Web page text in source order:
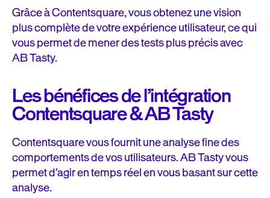
Grâce à Contentsquare, vous obtenez une vision
plus complète de votre expérience utilisateur, ce qui
vous permet de mener des tests plus précis avec
AB Tasty.
Les bénéfices de l’intégration
Contentsquare & AB Tasty
Contentsquare vous fournit une analyse fine des
comportements de vos utilisateurs. AB Tasty vous
permet d’agir en temps réel en vous basant sur cette
analyse.